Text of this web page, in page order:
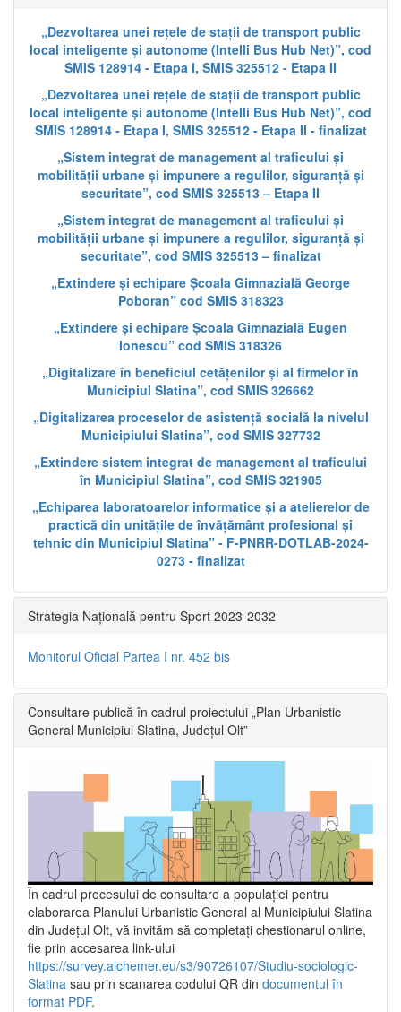
„Dezvoltarea unei rețele de stații de transport public
local inteligente și autonome (Intelli Bus Hub Net)”, cod
SMIS 128914 - Etapa I, SMIS 325512 - Etapa II
„Dezvoltarea unei rețele de stații de transport public
local inteligente și autonome (Intelli Bus Hub Net)”, cod
SMIS 128914 - Etapa I, SMIS 325512 - Etapa II - finalizat
„Sistem integrat de management al traficului și
mobilității urbane și impunere a regulilor, siguranță și
securitate”, cod SMIS 325513 – Etapa II
„Sistem integrat de management al traficului și
mobilității urbane și impunere a regulilor, siguranță și
securitate”, cod SMIS 325513 – finalizat
„Extindere și echipare Școala Gimnazială George
Poboran” cod SMIS 318323
„Extindere și echipare Școala Gimnazială Eugen
Ionescu” cod SMIS 318326
„Digitalizare în beneficiul cetățenilor și al firmelor în
Municipiul Slatina”, cod SMIS 326662
„Digitalizarea proceselor de asistență socială la nivelul
Municipiului Slatina”, cod SMIS 327732
„Extindere sistem integrat de management al traficului
în Municipiul Slatina”, cod SMIS 321905
„Echiparea laboratoarelor informatice și a atelierelor de
practică din unitățile de învățământ profesional și
tehnic din Municipiul Slatina” - F-PNRR-DOTLAB-2024-
0273 - finalizat
Strategia Națională pentru Sport 2023-2032
Monitorul Oficial Partea I nr. 452 bis
Consultare publică în cadrul proiectului „Plan Urbanistic
General Municipiul Slatina, Județul Olt”
În cadrul procesului de consultare a populaţiei pentru
elaborarea Planului Urbanistic General al Municipiului Slatina
din Județul Olt, vă invităm să completați chestionarul online,
fie prin accesarea link-ului
https://survey.alchemer.eu/s3/90726107/Studiu-sociologic-
Slatina sau prin scanarea codului QR din documentul în
format PDF.